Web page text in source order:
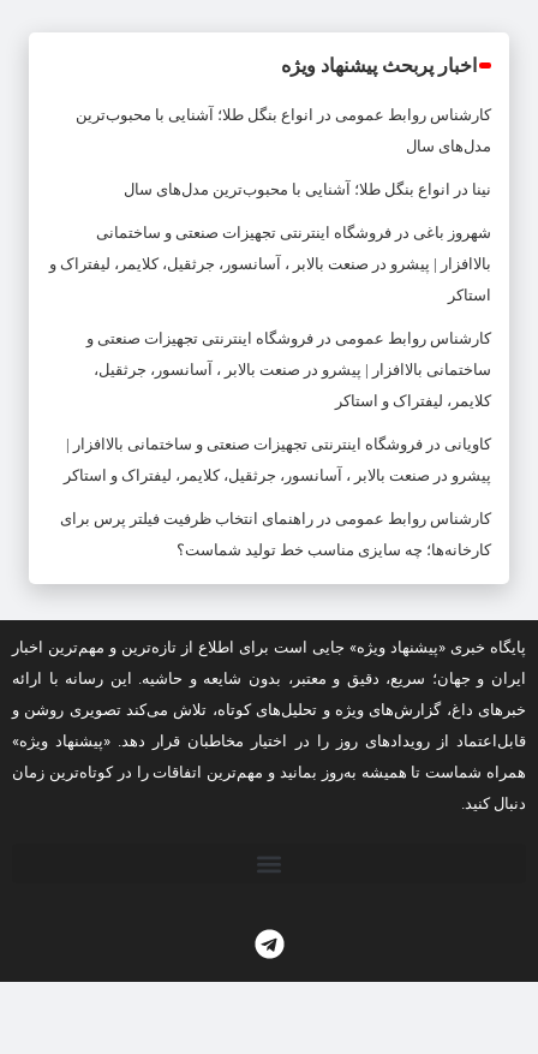
اخبار پربحث پیشنهاد ویژه
کارشناس روابط عمومی در
انواع بنگل طلا؛ آشنایی با محبوب‌ترین
مدل‌های سال
نینا در انواع بنگل طلا؛ آشنایی با محبوب‌ترین مدل‌های سال
شهروز باغی در فروشگاه اینترنتی تجهیزات صنعتی و ساختمانی
بالاافزار | پیشرو در صنعت بالابر ، آسانسور، جرثقیل، کلایمر، لیفتراک و
استاکر
کارشناس روابط عمومی در فروشگاه اینترنتی تجهیزات صنعتی و
ساختمانی بالاافزار | پیشرو در صنعت بالابر ، آسانسور، جرثقیل،
کلایمر، لیفتراک و استاکر
کاویانی در فروشگاه اینترنتی تجهیزات صنعتی و ساختمانی بالاافزار |
پیشرو در صنعت بالابر ، آسانسور، جرثقیل، کلایمر، لیفتراک و استاکر
کارشناس روابط عمومی در راهنمای انتخاب ظرفیت فیلتر پرس برای
کارخانه‌ها؛ چه سایزی مناسب خط تولید شماست؟
پایگاه خبری «پیشنهاد ویژه» جایی است برای اطلاع از تازه‌ترین و مهم‌ترین اخبار
ایران و جهان؛ سریع، دقیق و معتبر، بدون شایعه و حاشیه. این رسانه با ارائه
خبرهای داغ، گزارش‌های ویژه و تحلیل‌های کوتاه، تلاش می‌کند تصویری روشن و
قابل‌اعتماد از رویدادهای روز را در اختیار مخاطبان قرار دهد. «پیشنهاد ویژه»
همراه شماست تا همیشه به‌روز بمانید و مهم‌ترین اتفاقات را در کوتاه‌ترین زمان
دنبال کنید.